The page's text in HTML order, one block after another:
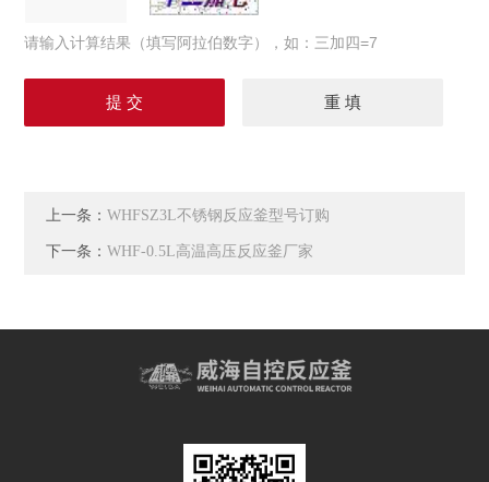
请输入计算结果（填写阿拉伯数字），如：三加四=7
上一条：WHFSZ3L不锈钢反应釜型号订购
下一条：WHF-0.5L高温高压反应釜厂家